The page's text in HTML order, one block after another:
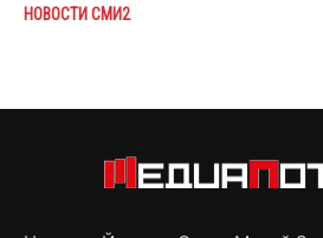
НОВОСТИ СМИ2